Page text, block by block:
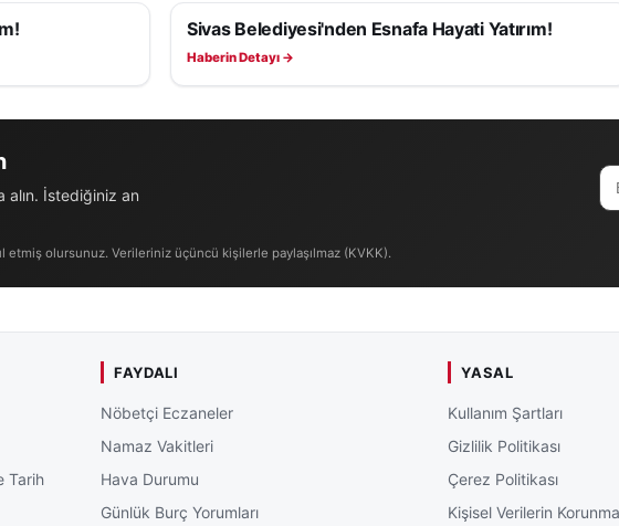
SAĞLIK
Sivas Belediyesi'nden Esnafa Hayati Yatırım!
Haberin Detayı →
alın. İstediğiniz an
etmiş olursunuz. Verileriniz üçüncü kişilerle paylaşılmaz (KVKK).
Tarih
FAYDALI
Nöbetçi Eczaneler
Namaz Vakitleri
Hava Durumu
Günlük Burç Yorumları
YASAL
Kullanım Şartları
Gizlilik Politikası
Çerez Politikası
Kişisel Verilerin